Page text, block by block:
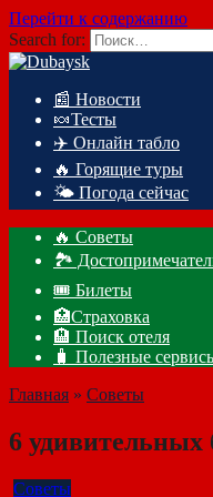
Перейти к содержанию
Search for:
📰 Новости
🍬Тесты
✈️ Онлайн табло
🔥 Горящие туры
🌤️ Погода сейчас
🔥 Советы
🏞️
🎟️ Билеты
🏥Страховка
🏨 Поиск отеля
🧳 Полезные
Главная » Советы
6
Советы